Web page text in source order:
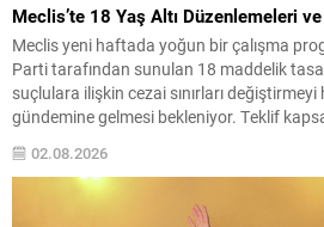
Meclis’te 18 Yaş Altı Düzenlemeleri
Meclis yeni haftada yoğun bir çalışma
Parti tarafından sunulan 18 maddelik
suçlulara ilişkin cezai sınırları
gündemine gelmesi bekleniyor. Teklif
uygulanacak yaptırımlarda bazı üst sınırlar
kullanılan tanımlarda da düzenlemeye
değişiklik...
02.08.2026